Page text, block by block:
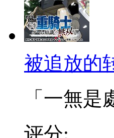
被追放的
「一無